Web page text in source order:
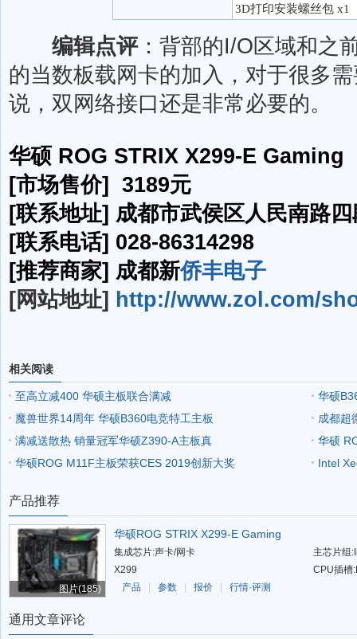
3D打印安装螺丝包 x1
编辑点评：背部的I/O区域和之
的当数板载网卡的加入，对于很多
说，双网络接口还是非常必要的。
华硕 ROG STRIX X299-E Gaming
[市场售价] 3189元
[联系地址] 成都市武侯区人民南路
[联系电话] 028-86314298
[推荐商家] 成都新侨丰电子
[网站地址] http://www.zol.com/
相关阅读
至高立减400 华硕主板联合满减
魔兽世界14周年 华硕B360电竞特工主板
满减送散热 销量冠军华硕Z390-A主板真
华硕ROG M11F主板荣获CES 2019创新大奖
华硕
成都超
华硕
Intel
产品推荐
图片(185)
华硕ROG STRIX X299-E Gaming
集成芯片:声卡/网卡
主芯片组
X299
CPU插槽
产品
参数 报价 行情·评测
通用文章评论